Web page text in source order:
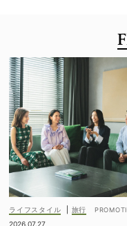
ライフスタイル
旅行
2026.07.27